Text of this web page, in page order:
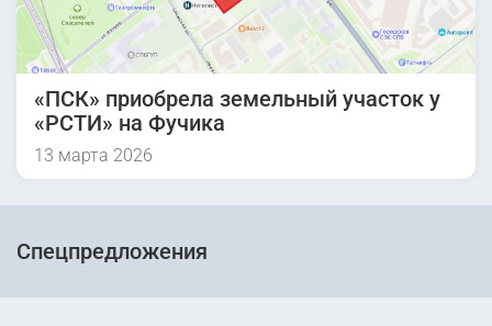
«ПСК» приобрела земельный участок у
«РСТИ» на Фучика
13 марта 2026
Спецпредложения